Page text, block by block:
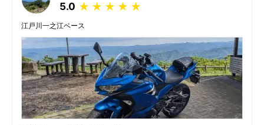
5.0 ★
★
★
★
★
江戸川一之江ベース